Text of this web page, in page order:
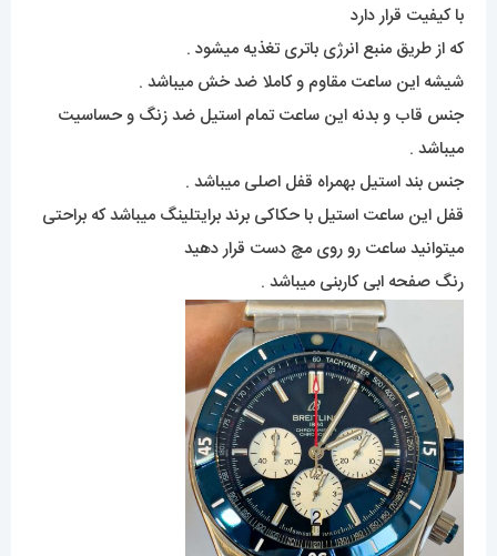
با کیفیت قرار دارد
که از طریق منبع انرژی باتری تغذیه میشود .
شیشه این ساعت مقاوم و کاملا ضد خش میباشد .
جنس قاب و بدنه این ساعت تمام استیل ضد زنگ و حساسیت
میباشد .
جنس بند استیل بهمراه قفل اصلی میباشد .
قفل این ساعت استیل با حکاکی برند برایتلینگ میباشد که براحتی
میتوانید ساعت رو روی مچ دست قرار دهید
رنگ صفحه ابی کاربنی میباشد .